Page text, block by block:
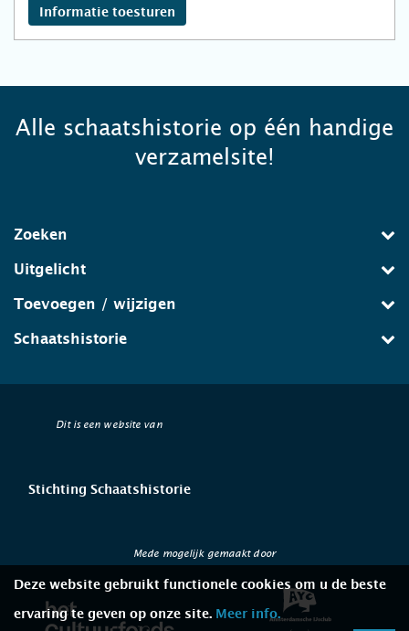
Informatie toesturen
Alle schaatshistorie op één handige
verzamelsite!
Zoeken
Uitgelicht
Toevoegen / wijzigen
Schaatshistorie
Dit is een website van
Stichting Schaatshistorie
Mede mogelijk gemaakt door
Deze website gebruikt functionele cookies om u de beste
ervaring te geven op onze site. Meer info.